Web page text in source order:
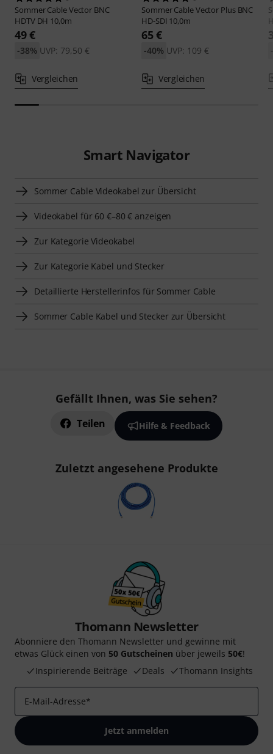
Sommer CableVector BNC
HDTV DH 10,0m
49 €
UVP: 79,50 €
-38%
Vergleichen
Sommer CableVector Plus BNC
HD-SDI 10,0m
65 €
UVP: 109 €
-40%
Vergleichen
Smart Navigator
Sommer Cable Videokabel zur Übersicht
Videokabel für 60 €–80 € anzeigen
Zur Kategorie Videokabel
Zur Kategorie Kabel und Stecker
Detaillierte Herstellerinfos für Sommer Cable
Sommer Cable Kabel und Stecker zur Übersicht
Gefällt Ihnen, was Sie sehen?
Teilen Hilfe & Feedback
Zuletzt angesehene Produkte
Thomann Newsletter
Abonniere den Thomann Newsletter und gewinne mit
etwas Glück einen von 50 Gutscheinen über jeweils 50€!
Inspirierende Beiträge
Deals Thomann Insights
E-Mail-Adresse*
Jetzt anmelden